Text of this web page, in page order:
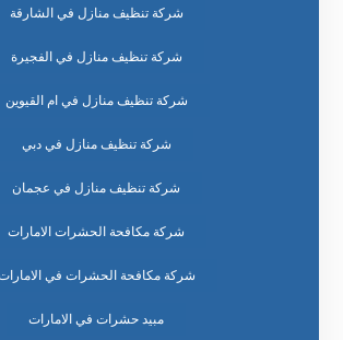
شركة تنظيف منازل في الشارقة
شركة تنظيف منازل في الفجيرة
شركة تنظيف منازل في ام القيوين
شركة تنظيف منازل في دبي
شركة تنظيف منازل في عجمان
شركة مكافحة الحشرات الامارات
شركة مكافحة الحشرات في
مبيد حشرات في الامارات